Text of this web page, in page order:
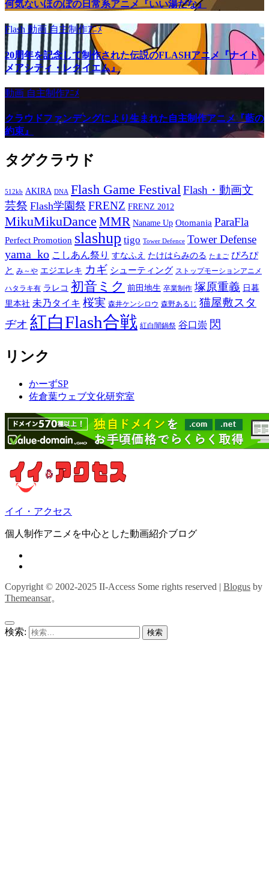
何気ないほのぼの日常系アニメ『いい湯だな』
Flash 動画自主制作ｱﾆﾒ
20周年を記念して制作された伝説のFLASHアニメ『ナイト
メアシティ・レクイエム』
動画 自主制作ｱﾆﾒ
クラウドファンデングにより生まれた自主制作アニメ『藍の
約束』
タグクラウド
512kb AKIRA DNA Flash Game FestivalFlash・動画文
芸祭 Flash学園祭 FRENZ FRENZ 2012
MikuMikuDance MMR Naname Up Otomania ParaFla
Perfect Promotion slashup tigo Tower Defence Tower Defense
yama_ko こしあん祭り すなふえ たけはらみのる たまご ぴろぴ
と み～や エジエレキ カギ シューティング ストップモーションアニメ
ハタラキ有 ラレコ 初音ミク 前田地生 卒業制作 塚原重義 日暮
里本社 未乃タイキ 桜実 森井ケンシロウ 森野あるじ 猫屋敷スタ
ヂオ 紅白Flash合戦 紅白闇鍋祭 谷口崇 閃
リンク
かーずSP
佐倉葉ウェブ文化研究室
イイ・アクセス
個人制作アニメを中心とした動画紹介ブログ
Copyright © 2002-2025 II-Access Some rights reserved | Blogus by
Themeansar。
検索: